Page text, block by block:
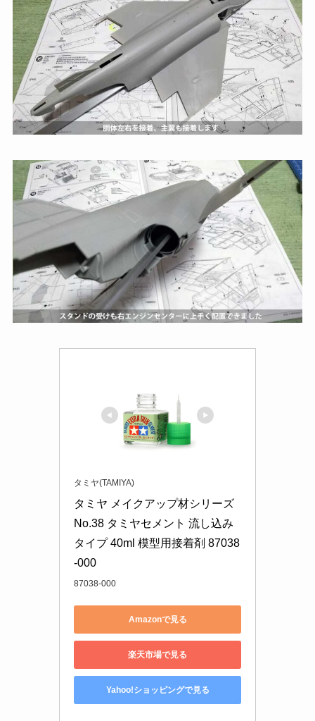
タミヤ(TAMIYA)
タミヤ メイクアップ材シリーズ
No.38 タミヤセメント 流し込み
タイプ 40ml 模型用接着剤 87038
-000
87038-000
Amazonで見る
楽天市場で見る
Yahoo!ショッピングで見る